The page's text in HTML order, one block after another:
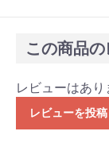
この商品
レビューはあり
レビューを投稿